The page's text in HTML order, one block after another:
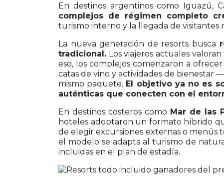
En destinos argentinos como Iguazú,
complejos de régimen completo
turismo interno y la llegada de visitantes
La nueva generación de resorts busca
tradicional. Los viajeros actuales
eso, los complejos comenzaron a
catas de vino y actividades de bienestar
mismo paquete. El objetivo ya no es
auténticas que conecten con el
En destinos costeros como Mar de las
hoteles adoptaron un formato híbrido
de elegir excursiones externas o menús
el modelo se adapta al turismo de
incluidas en el plan de estadía.